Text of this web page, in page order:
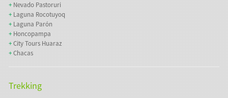
+ Nevado Pastoruri
+ Laguna Rocotuyoq
+ Laguna Parón
+ Honcopampa
+City Tours Huaraz
+Chacas
Trekking